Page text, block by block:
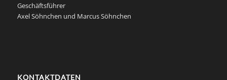
Geschäftsführer
Axel Söhnchen und Marcus Söhnchen
KONTAKTDATEN